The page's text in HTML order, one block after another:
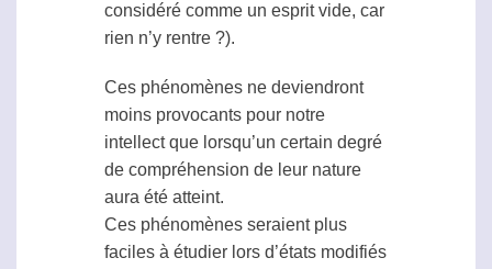
considéré comme un esprit vide, car
rien n’y rentre ?).
Ces phénomènes ne deviendront
moins provocants pour notre
intellect que lorsqu’un certain degré
de compréhension de leur nature
aura été atteint.
Ces phénomènes seraient plus
faciles à étudier lors d’états modifiés